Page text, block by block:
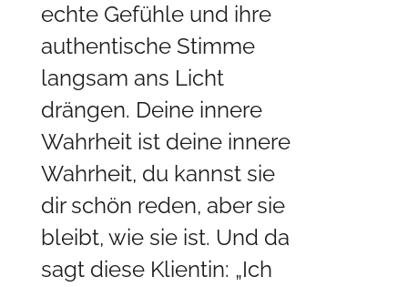
echte Gefühle und ihre
authentische Stimme
langsam ans Licht
drängen. Deine innere
Wahrheit ist deine innere
Wahrheit, du kannst sie
dir schön reden, aber sie
bleibt, wie sie ist. Und da
sagt diese Klientin: „Ich